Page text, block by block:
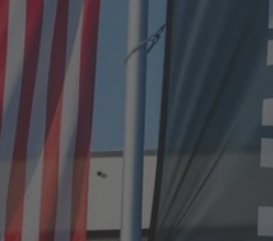
Français Deutsch
republika